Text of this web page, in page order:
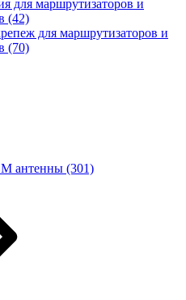
для маршрутизаторов и
(42)
для маршрутизаторов и
(70)
антенны (301)